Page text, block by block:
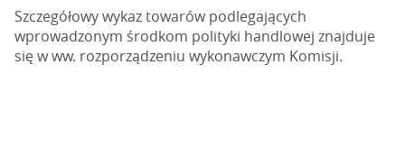
Szczegółowy wykaz towarów podlegających
wprowadzonym środkom polityki handlowej znajduje
się w ww. rozporządzeniu wykonawczym Komisji.